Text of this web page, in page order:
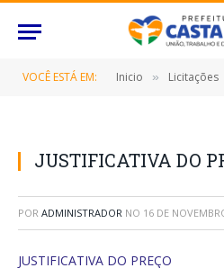
VOCÊ ESTÁ EM: Inicio » Licitações
JUSTIFICATIVA DO
POR ADMINISTRADOR NO 16 DE
JUSTIFICATIVA DO PREÇO